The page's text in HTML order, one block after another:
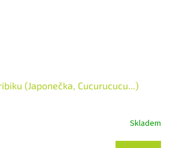
(Japonečka, Cucurucucu...)
Skladem